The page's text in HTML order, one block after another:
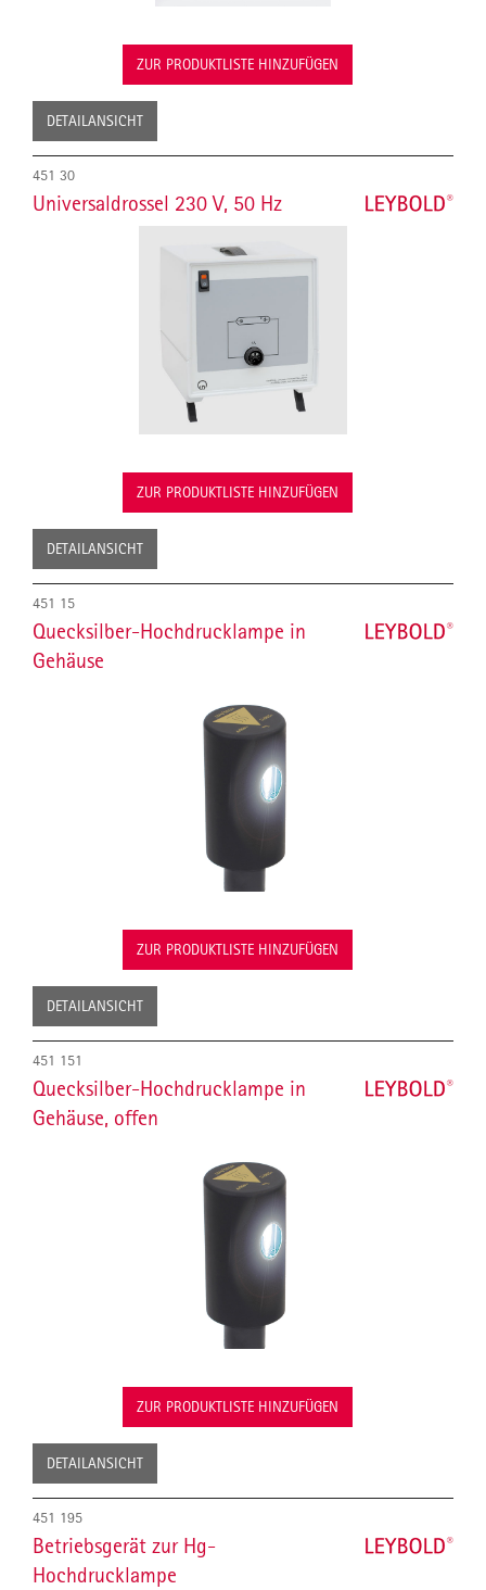
ZUR PRODUKTLISTE HINZUFÜGEN
DETAILANSICHT
451 30
Universaldrossel 230 V, 50 Hz
ZUR PRODUKTLISTE HINZUFÜGEN
DETAILANSICHT
451 15
Quecksilber-Hochdrucklampe in
Gehäuse
ZUR PRODUKTLISTE HINZUFÜGEN
DETAILANSICHT
451 151
Quecksilber-Hochdrucklampe in
Gehäuse, offen
ZUR PRODUKTLISTE HINZUFÜGEN
DETAILANSICHT
451 195
Betriebsgerät zur Hg-
Hochdrucklampe